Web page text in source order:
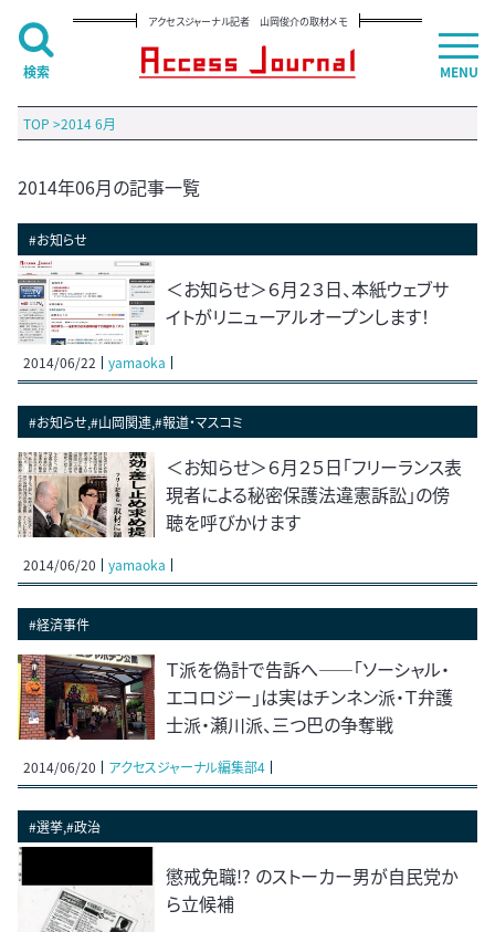
アクセスジャーナル記者 山岡俊介の取材メモ
TOP >2014 6月
2014年06月の記事一覧
#お知らせ
＜お知らせ＞６月２３日、本紙ウェブサ
イトがリニューアルオープンします！
2014/06/22 yamaoka
#お知らせ,#山岡関連,#報道・マスコミ
＜お知らせ＞６月２５日「フリーランス表
現者による秘密保護法違憲訴訟」の傍
聴を呼びかけます
2014/06/20 yamaoka
#経済事件
Ｔ派を偽計で告訴へ――「ソーシャル・
エコロジー」は実はチンネン派・Ｔ弁護
士派・瀬川派、三つ巴の争奪戦
2014/06/20 アクセスジャーナル編集部4
#選挙,#政治
懲戒免職!? のストーカー男が自民党か
ら立候補
MENU
検索